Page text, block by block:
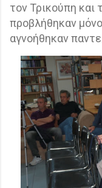
τον Τρικούπη και
προβλήθηκαν
αγνοήθηκαν